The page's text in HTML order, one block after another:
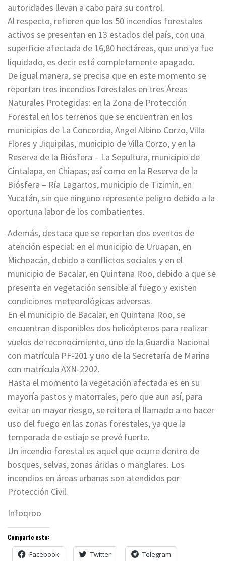
autoridades llevan a cabo para su control.
Al respecto, refieren que los 50 incendios forestales
activos se presentan en 13 estados del país, con una
superficie afectada de 16,80 hectáreas, que uno ya fue
liquidado, es decir está completamente apagado.
De igual manera, se precisa que en este momento se
reportan tres incendios forestales en tres Áreas
Naturales Protegidas: en la Zona de Protección
Forestal en los terrenos que se encuentran en los
municipios de La Concordia, Angel Albino Corzo, Villa
Flores y Jiquipilas, municipio de Villa Corzo, y en la
Reserva de la Biósfera – La Sepultura, municipio de
Cintalapa, en Chiapas; así como en la Reserva de la
Biósfera – Ría Lagartos, municipio de Tizimín, en
Yucatán, sin que ninguno represente peligro debido a la
oportuna labor de los combatientes.
Además, destaca que se reportan dos eventos de
atención especial: en el municipio de Uruapan, en
Michoacán, debido a conflictos sociales y en el
municipio de Bacalar, en Quintana Roo, debido a que se
presenta en vegetación sensible al fuego y existen
condiciones meteorológicas adversas.
En el municipio de Bacalar, en Quintana Roo, se
encuentran disponibles dos helicópteros para realizar
vuelos de reconocimiento, uno de la Guardia Nacional
con matrícula PF-201 y uno de la Secretaría de Marina
con matrícula AXN-2202.
Hasta el momento la vegetación afectada es en su
mayoría pastos y matorrales, pero que aun así, para
evitar un mayor riesgo, se reitera el llamado a no hacer
uso del fuego en las zonas forestales, ya que la
temporada de estiaje se prevé fuerte.
Un incendio forestal es aquel que ocurre dentro de
bosques, selvas, zonas áridas o manglares. Los
incendios en áreas urbanas son atendidos por
Protección Civil.
Infoqroo
Comparte esto:
Facebook Twitter Telegram